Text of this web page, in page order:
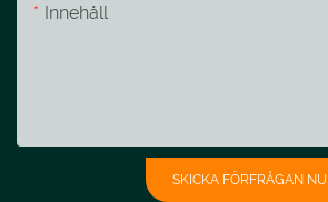
Innehåll
SKICKA FÖRFRÅGAN NU